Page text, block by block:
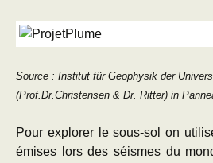
Source : Institut für Geophysik der
(Prof.Dr.Christensen & Dr. Ritter) in
Pour explorer le sous-sol on
émises lors des séismes du